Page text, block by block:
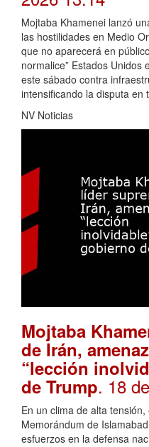
Mojtaba Khamenei lanzó
las hostilidades en Medio
que no aparecerá en
normalice” Estados
este sábado contra
intensificando la disputa en t
NV Noticias
Mojtaba
de Irán,
“lección
de Trump. 18
En un clima de alta
Memorándum de
esfuerzos en la defensa